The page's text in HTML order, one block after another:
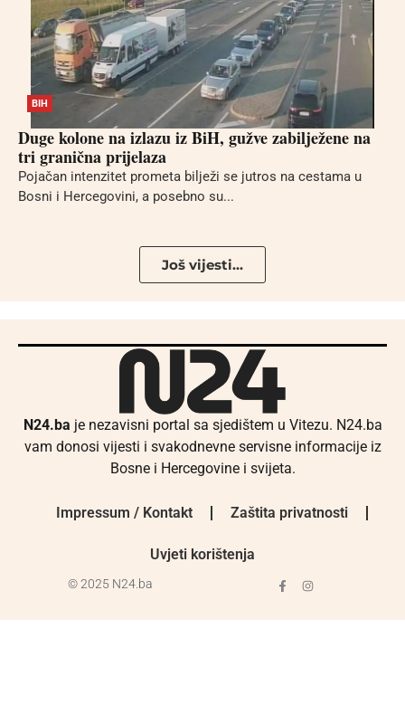
BIH
Duge kolone na izlazu iz BiH, gužve zabilježene na
tri granična prijelaza
Pojačan intenzitet prometa bilježi se jutros na cestama u
Bosni i Hercegovini, a posebno su...
Još vijesti...
N24.ba je nezavisni portal sa sjedištem u Vitezu. N24.ba
vam donosi vijesti i svakodnevne servisne informacije iz
Bosne i Hercegovine i svijeta.
Impressum / Kontakt Zaštita privatnosti
Uvjeti korištenja
© 2025 N24.ba